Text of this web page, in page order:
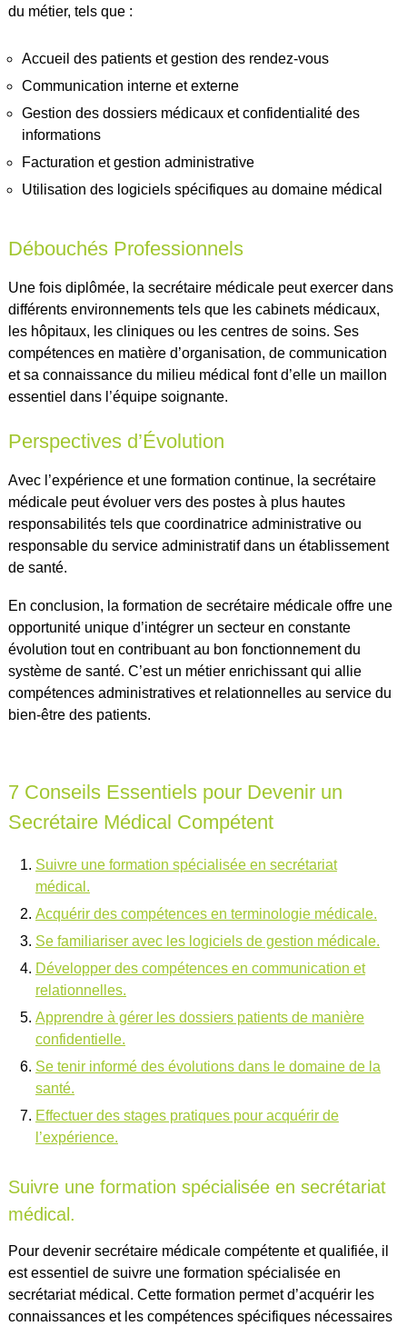
du métier, tels que :
Accueil des patients et gestion des rendez-vous
Communication interne et externe
Gestion des dossiers médicaux et confidentialité des
informations
Facturation et gestion administrative
Utilisation des logiciels spécifiques au domaine médical
Débouchés Professionnels
Une fois diplômée, la secrétaire médicale peut exercer dans
différents environnements tels que les cabinets médicaux,
les hôpitaux, les cliniques ou les centres de soins. Ses
compétences en matière d’organisation, de communication
et sa connaissance du milieu médical font d’elle un maillon
essentiel dans l’équipe soignante.
Perspectives d’Évolution
Avec l’expérience et une formation continue, la secrétaire
médicale peut évoluer vers des postes à plus hautes
responsabilités tels que coordinatrice administrative ou
responsable du service administratif dans un établissement
de santé.
En conclusion, la formation de secrétaire médicale offre une
opportunité unique d’intégrer un secteur en constante
évolution tout en contribuant au bon fonctionnement du
système de santé. C’est un métier enrichissant qui allie
compétences administratives et relationnelles au service du
bien-être des patients.
7 Conseils Essentiels pour Devenir un
Secrétaire Médical Compétent
Suivre une formation spécialisée en secrétariat
médical.
Acquérir des compétences en terminologie médicale.
Se familiariser avec les logiciels de gestion médicale.
Développer des compétences en communication et
relationnelles.
Apprendre à gérer les dossiers patients de manière
confidentielle.
Se tenir informé des évolutions dans le domaine de la
santé.
Effectuer des stages pratiques pour acquérir de
l’expérience.
Suivre une formation spécialisée en secrétariat
médical.
Pour devenir secrétaire médicale compétente et qualifiée, il
est essentiel de suivre une formation spécialisée en
secrétariat médical. Cette formation permet d’acquérir les
connaissances et les compétences spécifiques nécessaires